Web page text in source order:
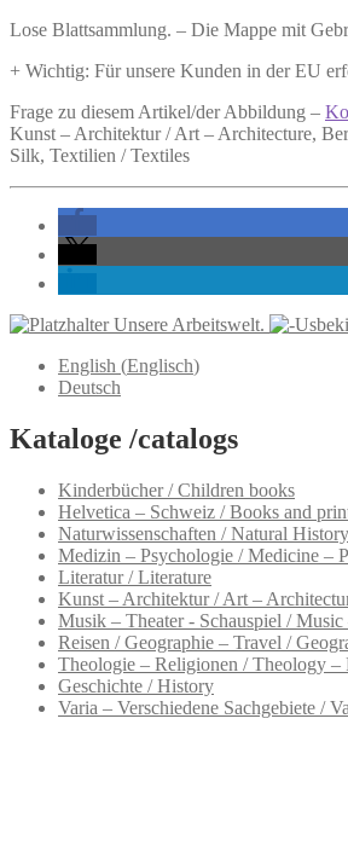
Lose Blattsammlung. – Die Mappe mit
+ Wichtig: Für unsere Kunden in der EU
Frage zu diesem Artikel/der Abbildung –
Kunst – Architektur / Art – Architecture,
Silk, Textilien / Textiles
Unsere Arbeitswelt.
English (Englisch)
Deutsch
Kataloge /catalogs
Kinderbücher / Children books
Helvetica – Schweiz / Books and
Naturwissenschaften / Natural History
Medizin – Psychologie / Medicine –
Literatur / Literature
Kunst – Architektur / Art –
Musik – Theater - Schauspiel / Music
Reisen / Geographie – Travel /
Theologie – Religionen / Theology –
Geschichte / History
Varia – Verschiedene Sachgebiete /